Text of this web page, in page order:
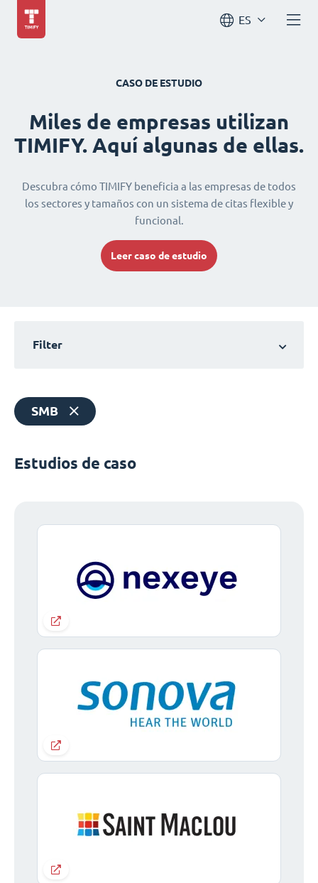
ES
CASO DE ESTUDIO
Miles de empresas utilizan
TIMIFY. Aquí algunas de ellas.
Descubra cómo TIMIFY beneficia a las empresas de todos
los sectores y tamaños con un sistema de citas flexible y
funcional.
Leer caso de estudio
Filter
SMB
Estudios de caso